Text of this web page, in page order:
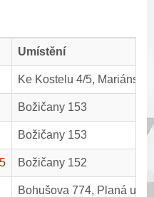
Umístění
Ke Kostelu 4/5, Mariánské
Božičany 153
Božičany 153
Božičany 152
Bohušova 774, Planá u